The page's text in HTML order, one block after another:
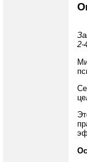
2-